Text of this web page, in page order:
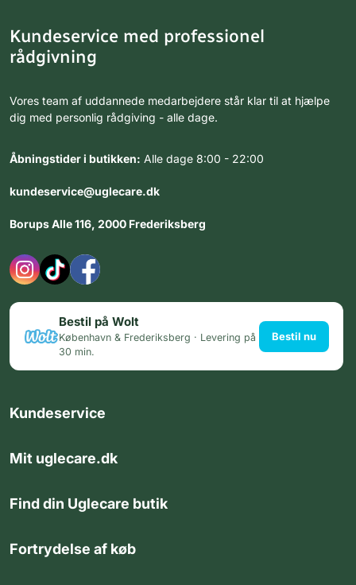
Kundeservice med professionel
rådgivning
Vores team af uddannede medarbejdere står klar til at hjælpe
dig med personlig rådgiving - alle dage.
Åbningstider i butikken: Alle dage 8:00 - 22:00
kundeservice@uglecare.dk
Borups Alle 116, 2000 Frederiksberg
Bestil på Wolt
København & Frederiksberg · Levering på
30 min.
Bestil nu
Kundeservice
Mit uglecare.dk
Find din Uglecare butik
Fortrydelse af køb